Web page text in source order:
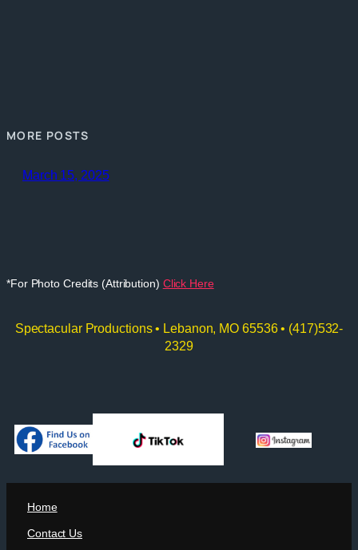
MORE POSTS
March 15, 2025
*For Photo Credits (Attribution) Click Here
Spectacular Productions • Lebanon, MO 65536 • (417)532-
2329
Home
Contact Us